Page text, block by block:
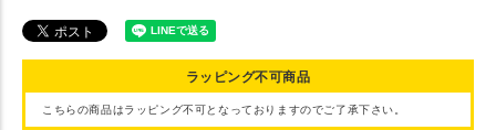
ラッピング不可商品
こちらの商品はラッピング不可となっておりますのでご了承下さい。